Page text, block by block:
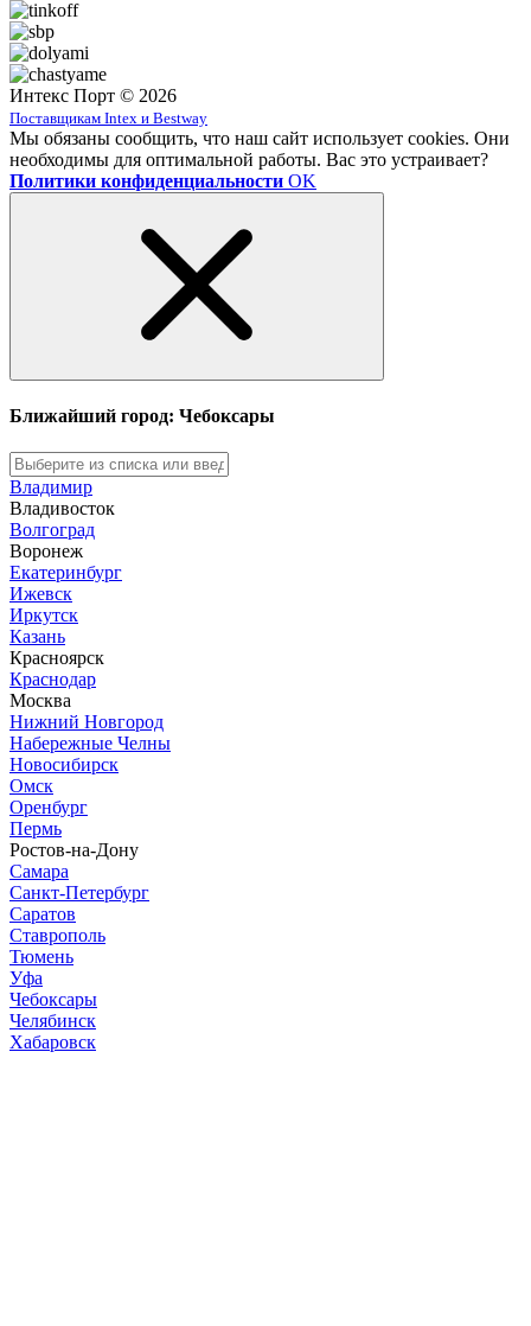
Интекс Порт © 2026
Поставщикам Intex и Bestway
Мы обязаны сообщить, что наш сайт использует cookies. Они
необходимы для оптимальной работы. Вас это устраивает?
Политики конфиденциальности OK
Ближайший город: Чебоксары
Владимир
Владивосток
Волгоград
Воронеж
Екатеринбург
Ижевск
Иркутск
Казань
Красноярск
Краснодар
Москва
Нижний Новгород
Набережные Челны
Новосибирск
Омск
Оренбург
Пермь
Ростов-на-Дону
Самара
Санкт-Петербург
Саратов
Ставрополь
Тюмень
Уфа
Чебоксары
Челябинск
Хабаровск